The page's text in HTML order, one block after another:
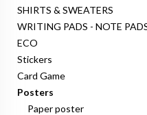
SHIRTS & SWEATERS
WRITING PADS - NOTE
ECO
Stickers
Card Game
Posters
Paper poster